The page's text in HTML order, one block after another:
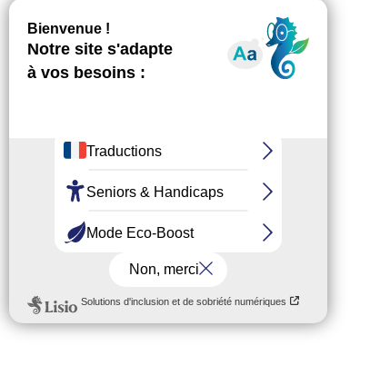
Labo de biologie médicale